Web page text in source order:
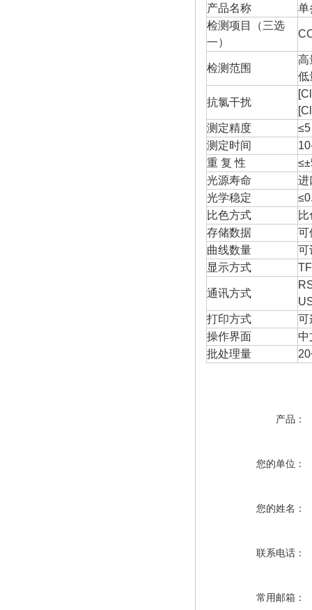
产品名称
单
检测项目（三选
一）
检测范围
高
低
抗氯干扰
测定精度
测定时间
重 复 性
光源寿命
进
光学稳定
比色方式
存储数据
可
曲线数量
可
显示方式
通讯方式
打印方式
可
操作界面
中
批处理量
产品：
您的单位：
您的姓名：
联系电话：
常用邮箱：